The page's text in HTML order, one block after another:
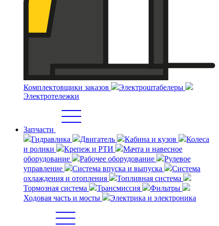
Комплектовщики заказов
Электроштабелеры
Электротележки
Запчасти
Гидравлика
Двигатель Кабина и кузов
Колеса
и ролики
Крепеж и РТИ
Мачта и навесное
оборудование
Рабочее оборудование
Рулевое
управление
Система впуска и выпуска
Система
охлаждения и отопления
Топливная система
Тормозная система
Трансмиссия
Фильтры
Ходовая часть и мосты
Электрика и электроника